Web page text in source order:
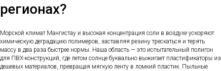
регионах?
Морской климат Мангистау и высокая концентрация соли в воздухе ускоряют
химическую деградацию полимеров, заставляя резину трескаться и терять
массу в два раза быстрее нормы. Наша область — это испытательный полигон
для ПВХ-конструкций, где летом солнце буквально выжигает пластификаторы из
дешевых материалов, превращая мягкую ленту в ломкий пластик. Пыльные